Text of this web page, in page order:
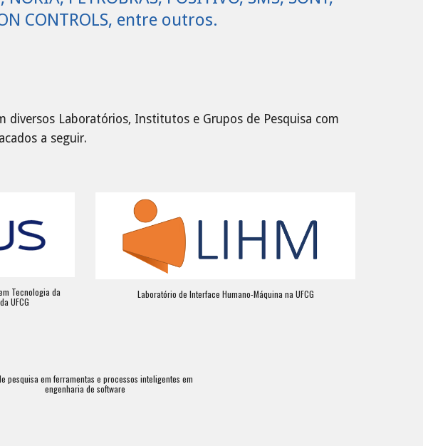
CONTROLS, entre outros.
Laboratórios, Institutos e Grupos de Pesquisa com
a seguir.
Tecnologia da
UFCG
Laboratório de Interface Humano-Máquina na UFCG
pesquisa em ferramentas e processos inteligentes em
engenharia de software